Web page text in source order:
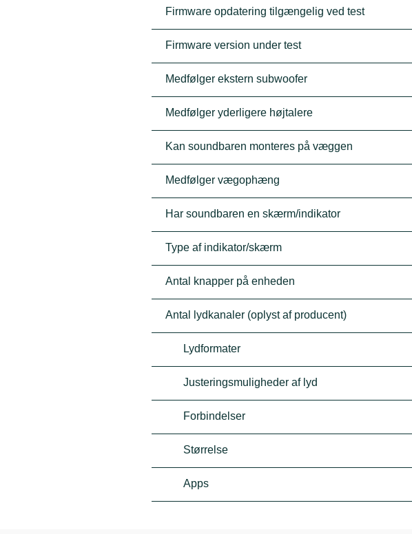
Firmware opdatering tilgængelig ved test
Firmware version under test
Medfølger ekstern subwoofer
Medfølger yderligere højtalere
Kan soundbaren monteres på væggen
Medfølger vægophæng
Har soundbaren en skærm/indikator
Type af indikator/skærm
Antal knapper på enheden
Antal lydkanaler (oplyst af producent)
Lydformater
Justeringsmuligheder af lyd
Forbindelser
Størrelse
Apps